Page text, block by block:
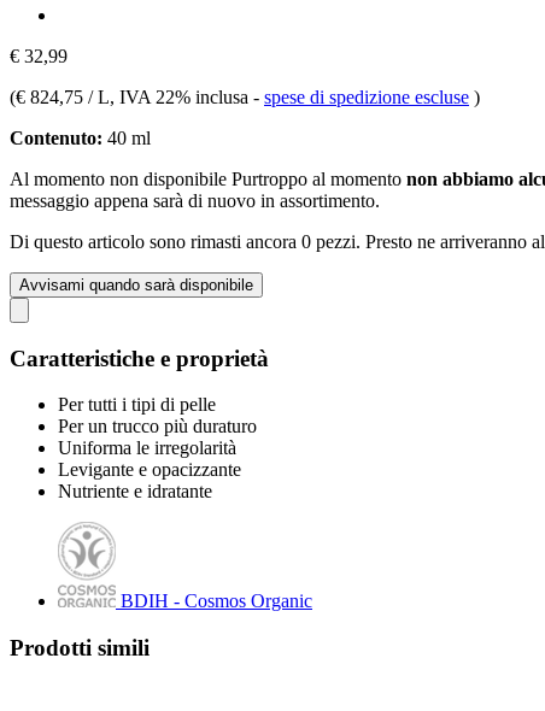
€ 32,99
(€ 824,75 / L, IVA 22% inclusa - spese di spedizione escluse )
Contenuto: 40 ml
Al momento non disponibile Purtroppo al momento non abbiamo
messaggio appena sarà di nuovo in assortimento.
Di questo articolo sono rimasti ancora 0 pezzi. Presto ne arriveranno
Avvisami quando sarà disponibile
Caratteristiche e proprietà
Per tutti i tipi di pelle
Per un trucco più duraturo
Uniforma le irregolarità
Levigante e opacizzante
Nutriente e idratante
BDIH - Cosmos Organic
Prodotti simili